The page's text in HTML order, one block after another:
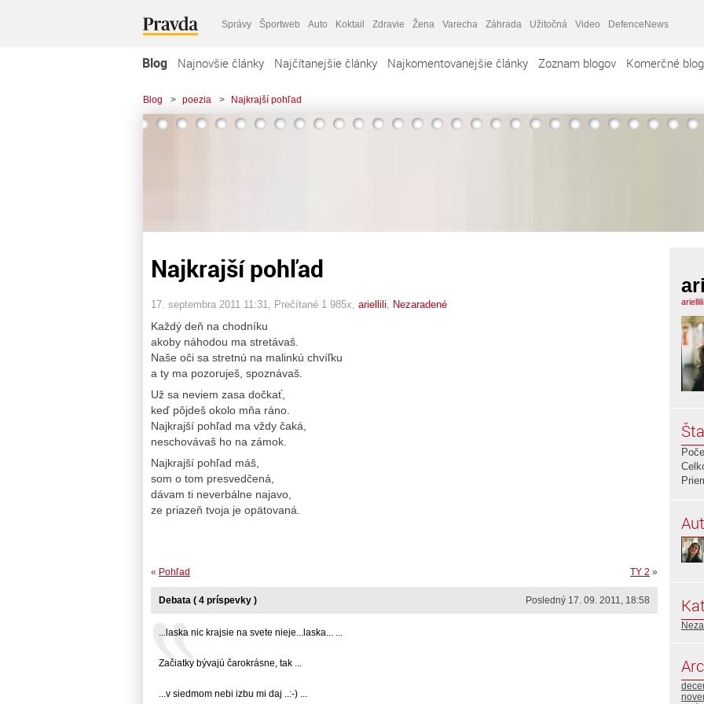
Správy Športweb Auto Koktail Zdravie Žena Varecha Záhrada Užitočná Video DefenceNews
Blog Najnovšie články Najčítanejšie články Najkomentovanejšie články Zoznam blogov Komerčné
Blog > poezia > Najkrajší pohľad
Najkrajší pohľad
17. septembra 2011 11:31 , Prečítané 1 985x, ariellili Nezaradené
Každý deň na chodníku
akoby náhodou ma stretávaš.
Naše oči sa stretnú na malinkú chvíľku
a ty ma pozoruješ, spoznávaš.
Už sa neviem zasa dočkať,
keď pôjdeš okolo mňa ráno.
Najkrajší pohľad ma vždy čaká,
neschovávaš ho na zámok.
Najkrajší pohľad máš,
som o tom presvedčená,
dávam ti neverbálne najavo,
ze priazeň tvoja je opätovaná.
TY 2 »
« Pohľad
Posledný 17. 09. 2011, 18:58
Debata ( 4 príspevky )
...laska nic krajsie na svete nieje...laska... ...
Začiatky bývajú čarokrásne, tak ...
...v siedmom nebi izbu mi daj ..:-) ...